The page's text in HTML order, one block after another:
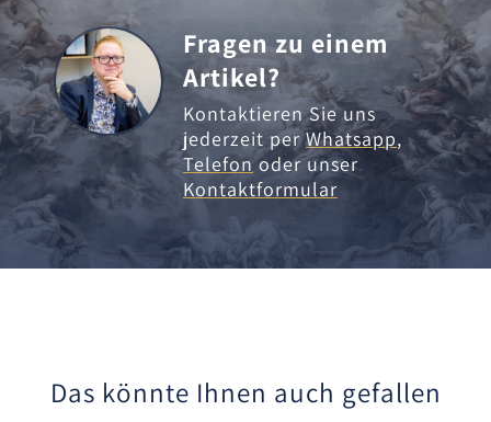
Fragen zu einem
Artikel?
Kontaktieren Sie uns
jederzeit perWhatsapp,
Telefonoder unser
Kontaktformular
Das könnte Ihnen auch gefallen